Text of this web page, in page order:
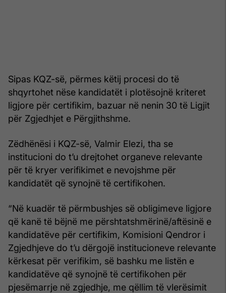
Sipas KQZ-së, përmes këtij procesi do të
shqyrtohet nëse kandidatët i plotësojnë kriteret
ligjore për certifikim, bazuar në nenin 30 të Ligjit
për Zgjedhjet e Përgjithshme.
Zëdhënësi i KQZ-së, Valmir Elezi, tha se
institucioni do t’u drejtohet organeve relevante
për të kryer verifikimet e nevojshme për
kandidatët që synojnë të certifikohen.
“Në kuadër të përmbushjes së obligimeve ligjore
që kanë të bëjnë me përshtatshmërinë/aftësinë e
kandidatëve për certifikim, Komisioni Qendror i
Zgjedhjeve do t’u dërgojë institucioneve relevante
kërkesat për verifikim, së bashku me listën e
kandidatëve që synojnë të certifikohen për
pjesëmarrje në zgjedhje, me qëllim të vlerësimit